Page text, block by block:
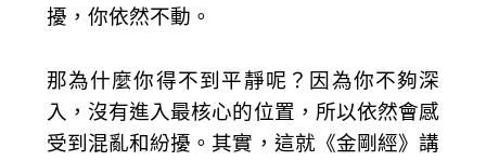
擾，你依然不動。
那為什麼你得不到平靜呢？因為你不夠深
入，沒有進入最核心的位置，所以依然會感
受到混亂和紛擾。其實，這就《金剛經》講